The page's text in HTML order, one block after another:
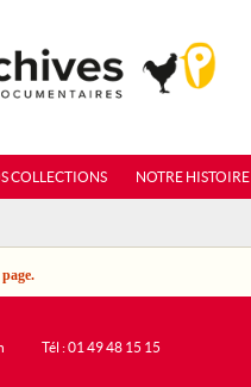
COLLECTIONS NOTRE HISTOIRE
Tél : 01 49 48 15 15